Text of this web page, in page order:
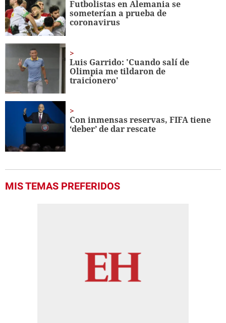
56
seconds
Futbolistas en Alemania se
someterían a prueba de
coronavirus
Luis Garrido: 'Cuando salí de
Olimpia me tildaron de
traicionero'
Con inmensas reservas, FIFA tiene
‘deber’ de dar rescate
MIS TEMAS PREFERIDOS